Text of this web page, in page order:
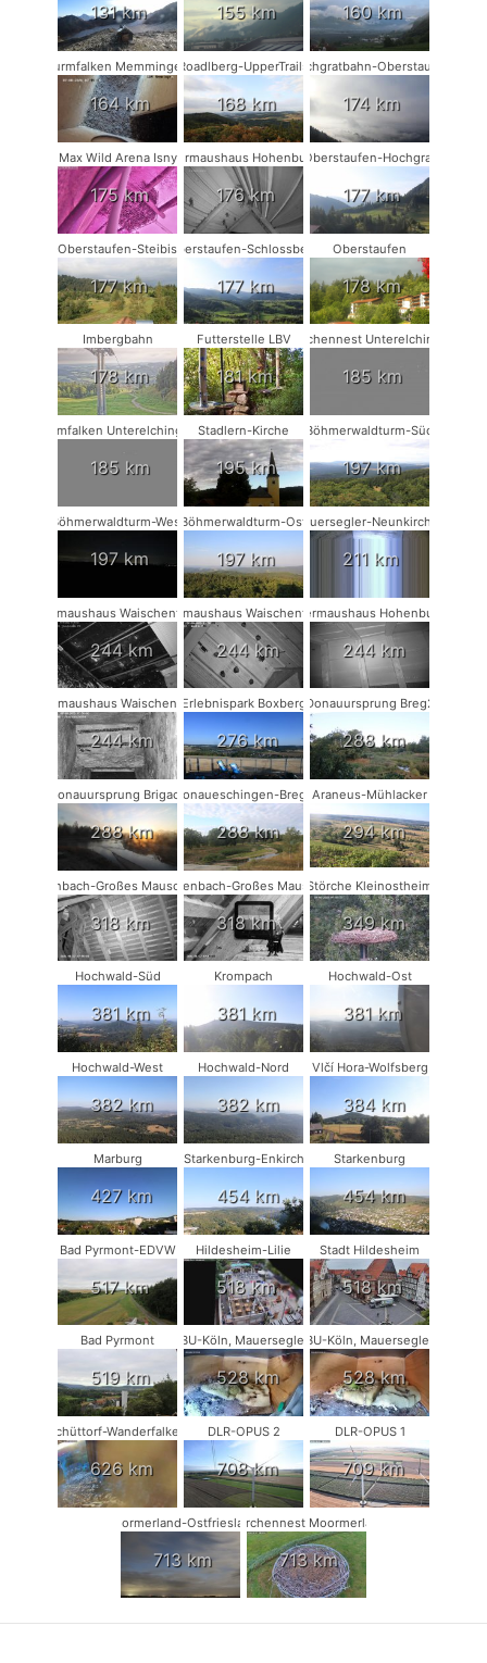
131 km 155 km 160 km
Turmfalken Memmingen
164 km
Roadlberg-UpperTrails
168 km
Hochgratbahn-Oberstaufen
174 km
Max Wild Arena Isny
175 km
Fledermaushaus Hohenburg #2
176 km
Oberstaufen-Hochgrat
177 km
Oberstaufen-Steibis
177 km
Oberstaufen-Schlossberg
177 km
Oberstaufen
178 km
Imbergbahn
178 km
Futterstelle LBV
181 km
Storchennest Unterelchingen
185 km
Turmfalken Unterelchingen
185 km
Stadlern-Kirche
195 km
Böhmerwaldturm-Süd
197 km
Böhmerwaldturm-West
197 km
Böhmerwaldturm-Ost
197 km
Mauersegler-Neunkirchen
211 km
Fledermaushaus Waischenfeld #3
244 km
Fledermaushaus Waischenfeld #2
244 km
Fledermaushaus Hohenburg #1
244 km
Fledermaushaus Waischenfeld #1
244 km
Erlebnispark Boxberg
276 km
Donauursprung Breg2
288 km
Donauursprung Brigach
288 km
Donaueschingen-Breg2
288 km
Araneus-Mühlacker
294 km
Rodenbach-Großes Mausohr #2
318 km
Rodenbach-Großes Mausohr
318 km
Störche Kleinostheim
349 km
Hochwald-Süd
381 km
Krompach
381 km
Hochwald-Ost
381 km
Hochwald-West
382 km
Hochwald-Nord
382 km
Vlčí Hora-Wolfsberg
384 km
Marburg
427 km
Starkenburg-Enkirch
454 km
Starkenburg
454 km
Bad Pyrmont-EDVW
517 km
Hildesheim-Lilie
518 km
Stadt Hildesheim
518 km
Bad Pyrmont
519 km
NABU-Köln, Mauersegler #1
528 km
NABU-Köln, Mauersegler #2
528 km
Schüttorf-Wanderfalken
626 km
DLR-OPUS 2
708 km
DLR-OPUS 1
709 km
Moormerland-Ostfriesland
713 km
Storchennest Moormerland
713 km